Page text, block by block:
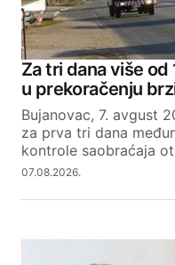
Za tri dana više
u prekoračenju
Bujanovac, 7. avgust
za prva tri dana
kontrole saobraćaja
07.08.2026.